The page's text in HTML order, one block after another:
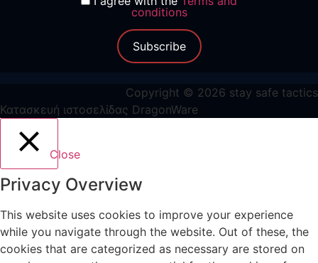
conditions
Subscribe
Copyright © 2026 stay safe tactics
Κατασκευή ιστοσελίδας DragonWare
Close
Privacy Overview
This website uses cookies to improve your experience
while you navigate through the website. Out of these, the
cookies that are categorized as necessary are stored on